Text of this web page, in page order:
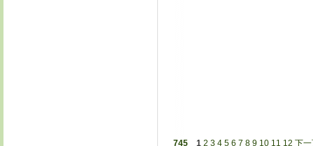
745 1 2 3 4 5 6 7 8 9 10 11 12 下